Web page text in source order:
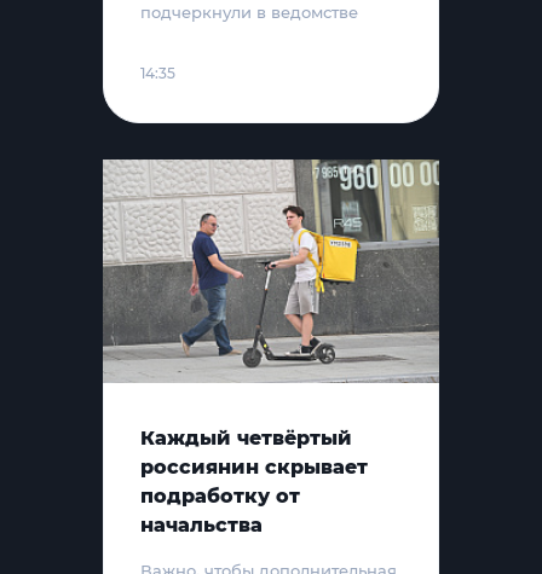
подчеркнули в ведомстве
14:35
Каждый четвёртый
россиянин скрывает
подработку от
начальства